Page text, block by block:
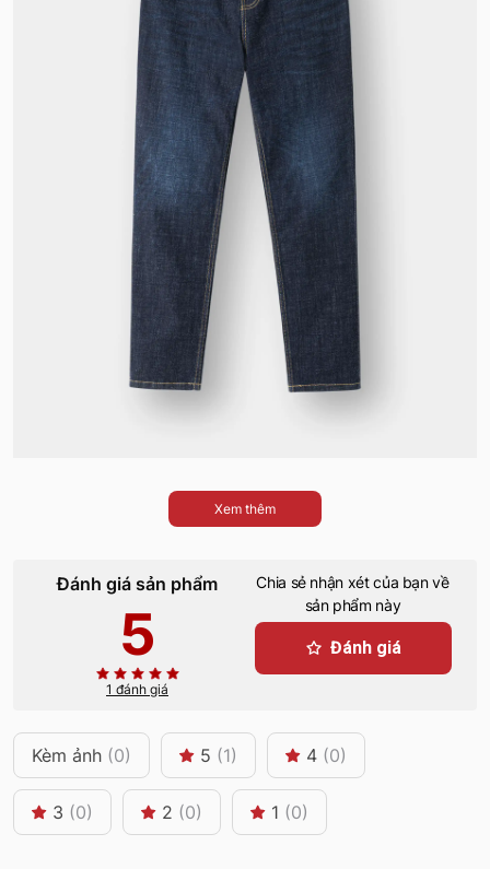
Xem thêm
Đánh giá sản phẩm
5
1 đánh giá
Chia sẻ nhận xét của bạn về
sản phẩm này
Đánh giá
Kèm ảnh (0) 5 (1) 4 (0)
3 (0) 2 (0) 1 (0)